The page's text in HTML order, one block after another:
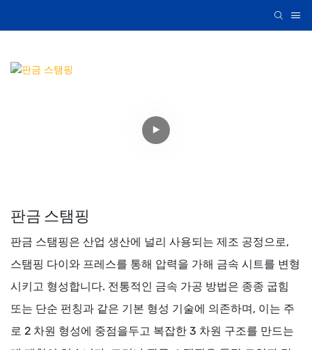
판금 스탬핑
판금 스탬핑은 산업 생산에 널리 사용되는 제조 공정으로,
스탬핑 다이와 프레스를 통해 압력을 가해 금속 시트를 변형
시키고 형성합니다. 전통적인 금속 가공 방법은 종종 굽힘
또는 단순 펀칭과 같은 기본 형성 기술에 의존하며, 이는 주
로 2 차원 형성에 중점을두고 복잡한 3 차원 구조를 만드는